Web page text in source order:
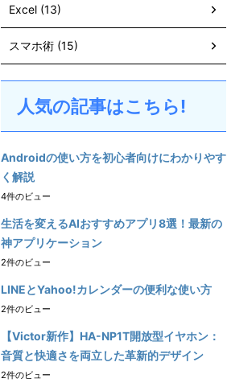
Excel (13)
スマホ術 (15)
人気の記事はこちら!
Androidの使い方を初心者向けにわかりやす
く解説
4件のビュー
生活を変えるAIおすすめアプリ8選！最新の
神アプリケーション
2件のビュー
LINEとYahoo!カレンダーの便利な使い方
2件のビュー
【Victor新作】HA-NP1T開放型イヤホン：
音質と快適さを両立した革新的デザイン
2件のビュー